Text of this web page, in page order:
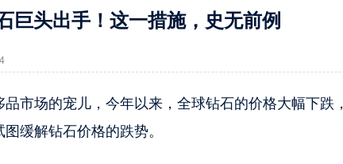
巨头出手！这一措施，史无前例
市场的宠儿，今年以来，全球钻石的价格大幅下跌
缓解钻石价格的跌势。